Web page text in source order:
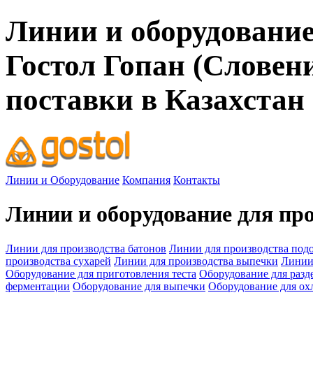
Линии и
Гостол Гопан
поставки в Казахстан
Линии и Оборудование Компания Контакты
Линии и оборудование для
Линии для производства батонов Линии для производства
производства сухарей Линии для производства выпечки Линии
Оборудование для приготовления теста Оборудование для
ферментации Оборудование для выпечки Оборудование для